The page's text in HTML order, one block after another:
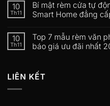
10
Th11
Bí mật rèm cửa tự
Smart Home đẳng
10
Th11
Top 7 mẫu rèm văn
báo giá ưu đãi nhất
LIÊN KẾT